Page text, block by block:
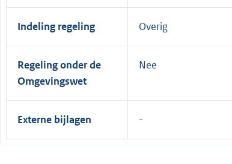
Indeling regeling Overig
Regeling onder de
Omgevingswet
Nee
Externe bijlagen